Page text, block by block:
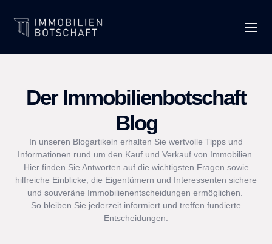
Der Immobilienbotschaft
Blog
In unseren Blogartikeln erhalten Sie wertvolle Tipps und
Informationen rund um den Kauf und Verkauf von Immobilien.
Hier finden Sie Antworten auf die wichtigsten Fragen sowie
hilfreiche Einblicke, die Eigentümern und Interessenten sichere
und souveräne Immobilienentscheidungen ermöglichen.
So bleiben Sie jederzeit informiert und treffen fundierte
Entscheidungen.